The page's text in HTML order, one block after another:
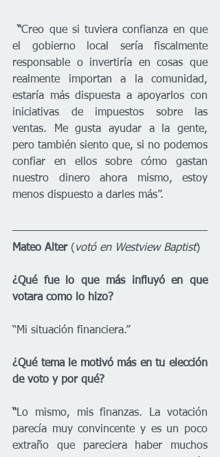
“Creo que si tuviera confianza en que
el gobierno local sería fiscalmente
responsable o invertiría en cosas que
realmente importan a la comunidad,
estaría más dispuesta a apoyarlos con
iniciativas de impuestos sobre las
ventas. Me gusta ayudar a la gente,
pero también siento que, si no podemos
confiar en ellos sobre cómo gastan
nuestro dinero ahora mismo, estoy
menos dispuesto a darles más”.
Mateo Alter (votó en Westview Baptist)
¿Qué fue lo que más influyó en que
votara como lo hizo?
“Mi situación financiera.”
¿Qué tema le motivó más en tu elección
de voto y por qué?
“Lo mismo, mis finanzas. La votación
parecía muy convincente y es un poco
extraño que pareciera haber muchos